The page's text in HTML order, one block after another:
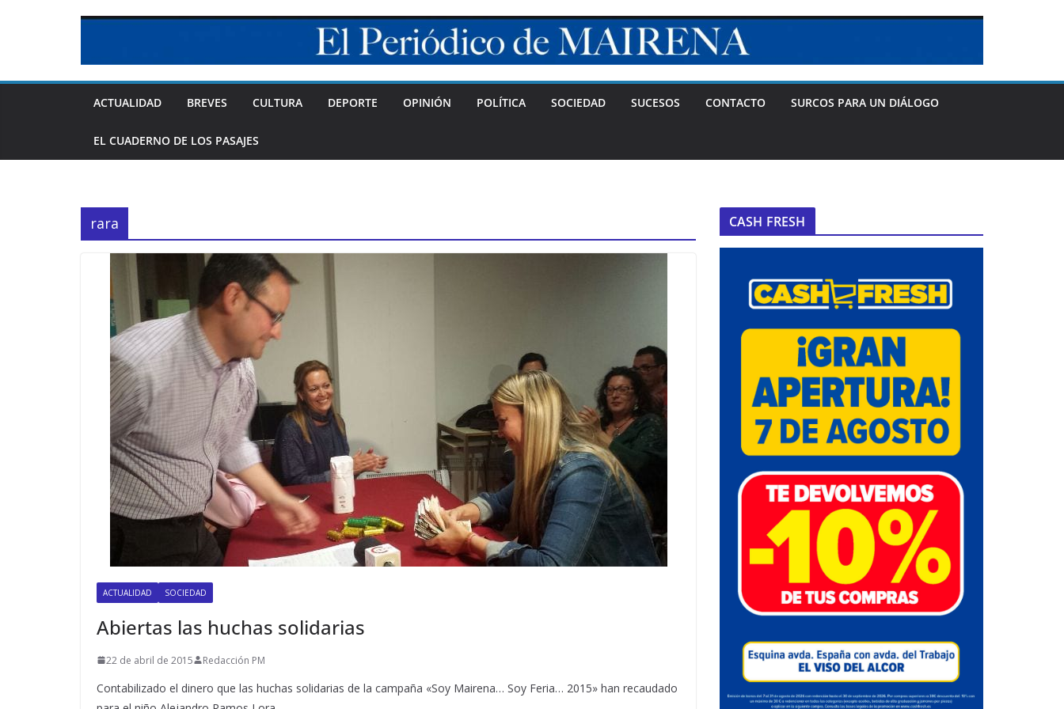
ACTUALIDAD BREVES CULTURA DEPORTE OPINIÓN POLÍTICA SOCIEDAD SUCESOS CONTACTO SURCOS PARA UN DIÁLOGO
EL CUADERNO DE LOS PASAJES
rara
ACTUALIDAD SOCIEDAD
Abiertas las huchas solidarias
22 de abril de 2015 Redacción PM
Contabilizado el dinero que las huchas solidarias de la campaña «Soy Mairena… Soy Feria… 2015» han recaudado
CASH FRESH